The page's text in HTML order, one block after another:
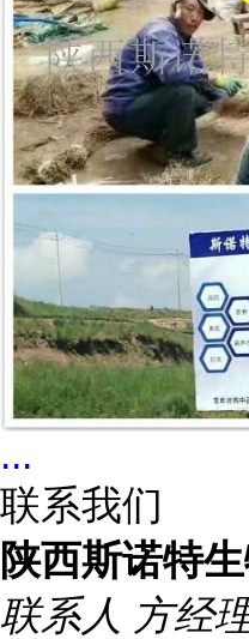
...
联系我们
陕西斯诺特
联系人 方经